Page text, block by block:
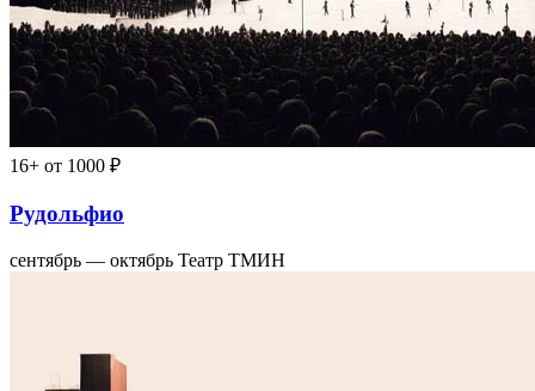
16+ от 1000 ₽
Рудольфио
сентябрь — октябрь Театр ТМИН